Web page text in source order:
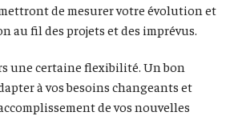
de mesurer votre évolution et
au fil des projets et des imprévus.
une certaine flexibilité. Un bon
à vos besoins changeants et
de vos nouvelles